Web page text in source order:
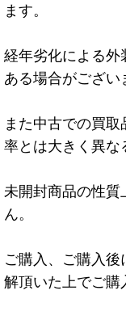
ます。
経年劣化による外
ある場合がござい
また中古での買
率とは大きく異な
未開封商品の性
ん。
ご購入、ご購入
解頂いた上でご購